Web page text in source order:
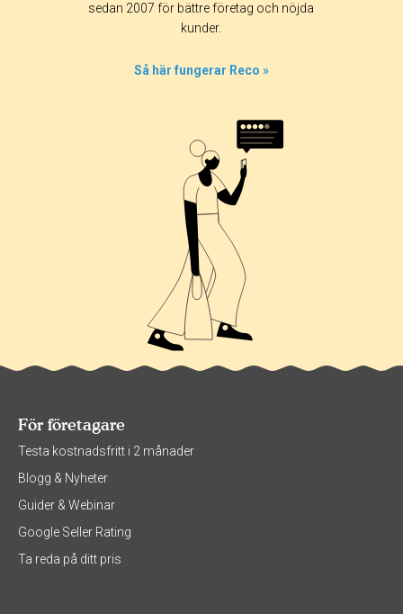
sedan 2007 för bättre företag och nöjda
kunder.
Så här fungerar Reco »
För företagare
Testa kostnadsfritt i 2 månader
Blogg & Nyheter
Guider & Webinar
Google Seller Rating
Ta reda på ditt pris